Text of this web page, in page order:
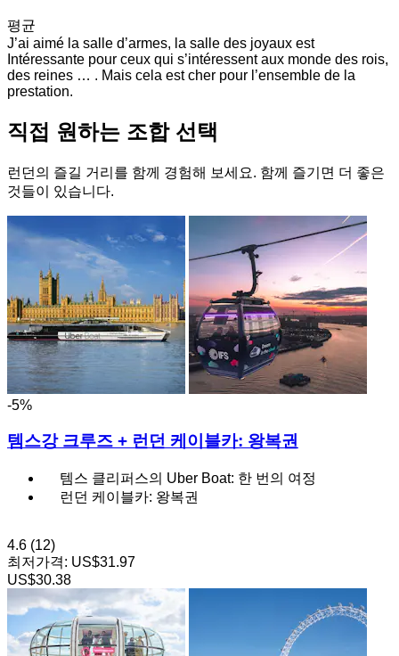
평균
J’ai aimé la salle d’armes, la salle des joyaux est
Intéressante pour ceux qui s’intéressent aux monde des rois,
des reines … . Mais cela est cher pour l’ensemble de la
prestation.
직접 원하는 조합 선택
런던의 즐길 거리를 함께 경험해 보세요. 함께 즐기면 더 좋은
것들이 있습니다.
-5%
템스강 크루즈 + 런던 케이블카: 왕복권
템스 클리퍼스의 Uber Boat: 한 번의 여정
런던 케이블카: 왕복권
4.6 (12)
최저가격: US$31.97
US$30.38